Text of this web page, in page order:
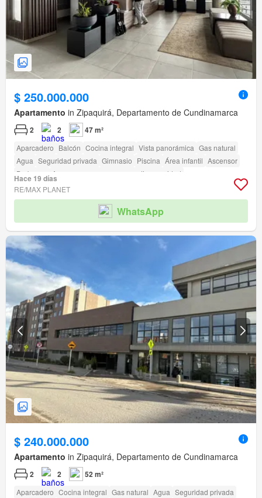
$ 250.000.000
Apartamento in Zipaquirá, Departamento de Cundinamarca
2 2 47 m²
Aparcadero Balcón Cocina integral Vista panorámica Gas natural
Agua Seguridad privada Gimnasio Piscina Área infantil Ascensor
Barbecue
Acceso para personas con discapacidad
Hace 19 días
RE/MAX PLANET
WhatsApp
$ 240.000.000
Apartamento in Zipaquirá, Departamento de Cundinamarca
2 2 52 m²
Aparcadero Cocina integral Gas natural Agua Seguridad privada